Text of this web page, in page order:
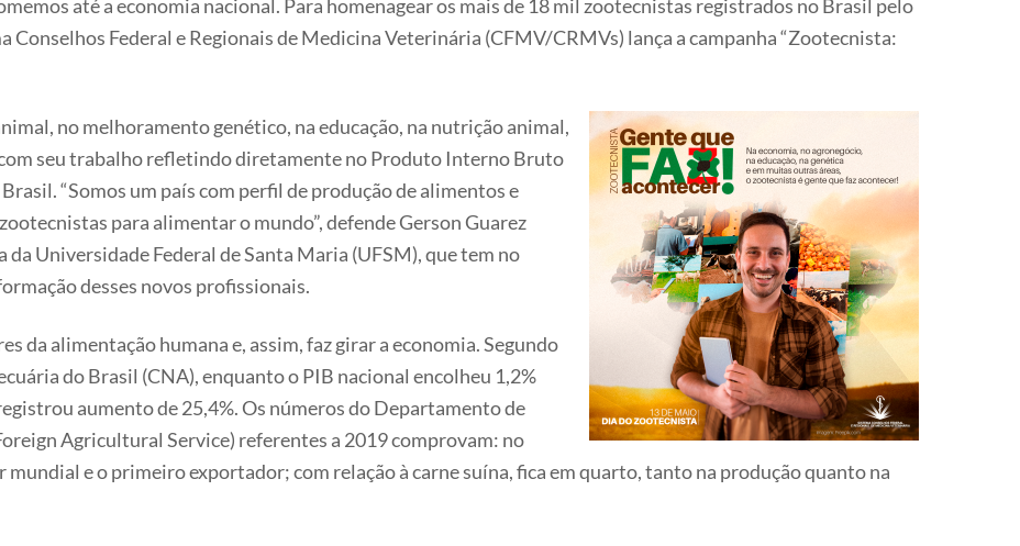
até a economia nacional. Para homenagear os mais de 18 mil zootecnistas registrados no Brasil pelo
Conselhos Federal e Regionais de Medicina Veterinária (CFMV/CRMVs) lança a campanha “Zootecnista:
no melhoramento genético, na educação, na nutrição animal,
seu trabalho refletindo diretamente no Produto Interno Bruto
“Somos um país com perfil de produção de alimentos e
para alimentar o mundo”, defende Gerson Guarez
Universidade Federal de Santa Maria (UFSM), que tem no
desses novos profissionais.
da alimentação humana e, assim, faz girar a economia. Segundo
do Brasil (CNA), enquanto o PIB nacional encolheu 1,2%
aumento de 25,4%. Os números do Departamento de
Agricultural Service) referentes a 2019 comprovam: no
e o primeiro exportador; com relação à carne suína, fica em quarto, tanto na produção quanto na